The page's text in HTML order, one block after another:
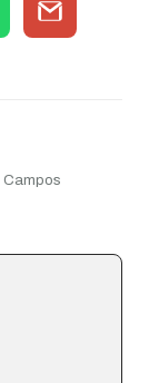
Campos